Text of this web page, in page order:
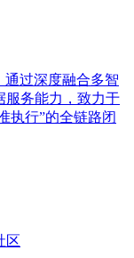
通过深度融合多智
服务能力，致力于
执行”的全链路闭
区